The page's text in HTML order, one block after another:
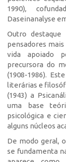
1990),
Daseinanalyse
Outro destaque
pensadores
vida apoiado
precursora do
(1908-1986).
literárias e
(1943) a
uma base
psicológica e
alguns núcleos
De modo geral,
se fundamenta